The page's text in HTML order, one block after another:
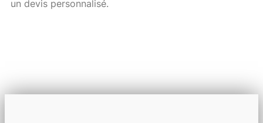
un devis personnalisé.